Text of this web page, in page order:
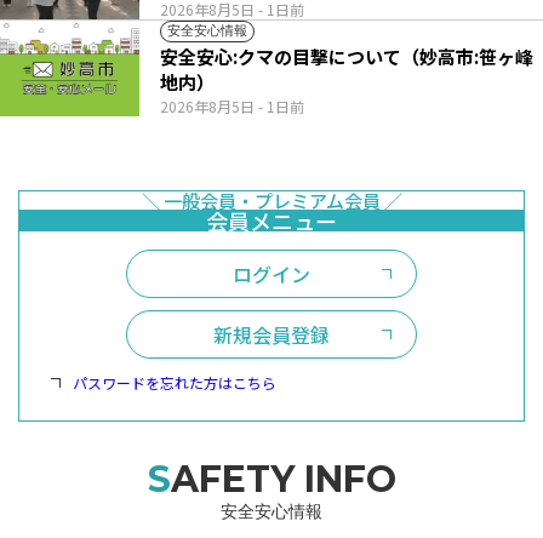
2026年8月5日 - 1日前
安全安心情報
2026年8月5日 - 1日前
安全安心:クマの目撃について（妙高市:笹ヶ峰
地内）
ログイン
新規会員登録
パスワードを忘れた方はこちら
SAFETY INFO
安全安心情報